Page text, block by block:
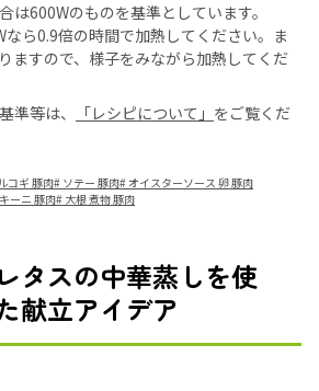
600Wのものを基準としています。
ら0.9倍の時間で加熱してください。ま
ますので、様子をみながら加熱してくだ
準等は、
「レシピについて」 をご覧くだ
コギ 豚肉# ソテー 豚肉#オイスターソース 卵 豚肉
ーニ 豚肉# 大根 煮物 豚肉
タスの中華蒸しを使
献立アイデア